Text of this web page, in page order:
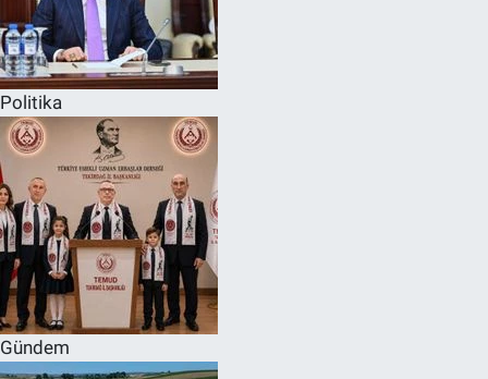
Politika
Gündem